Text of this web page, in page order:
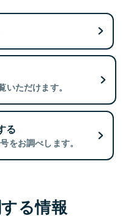
ただけます。
る
をお調べします。
る情報